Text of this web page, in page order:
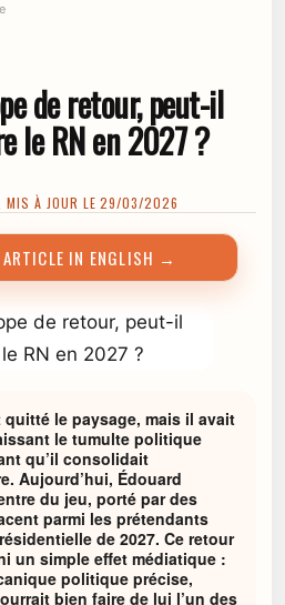
de retour, peut-il
le RN en 2027 ?
À JOUR LE 29/03/2026
IN ENGLISH →
quitté le paysage, mais il avait
le tumulte politique
qu’il consolidait
Aujourd’hui, Édouard
du jeu, porté par des
parmi les prétendants
de 2027. Ce retour
un simple effet médiatique :
politique précise,
bien faire de lui l’un des